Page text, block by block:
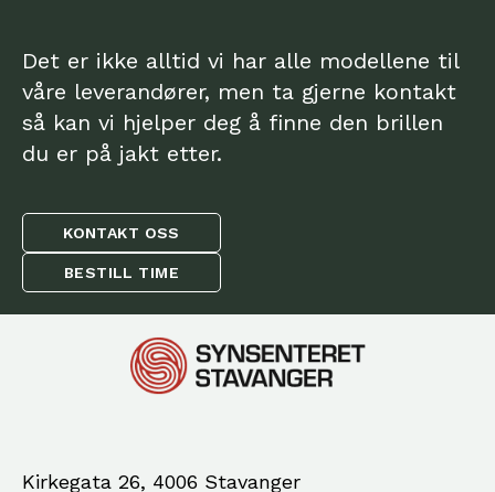
Det er ikke alltid vi har alle modellene til
våre leverandører, men ta gjerne kontakt
så kan vi hjelper deg å finne den brillen
du er på jakt etter.
KONTAKT OSS
BESTILL TIME
Kirkegata 26, 4006 Stavanger